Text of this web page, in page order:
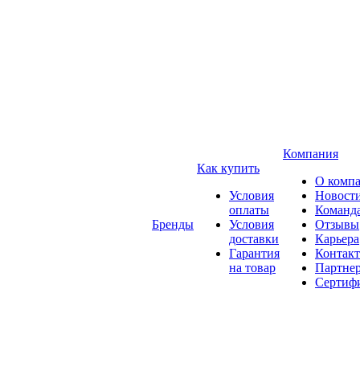
Бренды
Как купить
Условия
оплаты
Условия
доставки
Гарантия
на товар
Компания
О
Отзывы
Карьера